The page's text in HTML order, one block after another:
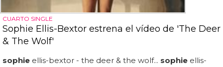
CUARTO SINGLE
Sophie Ellis-Bextor estrena el vídeo de 'The Deer
& The Wolf'
sophie ellis-bextor - the deer & the wolf... sophie ellis-